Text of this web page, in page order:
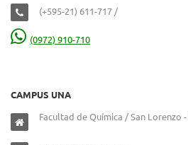
(+595-21) 611-717 /
(0972) 910-710
CAMPUS UNA
Facultad de Química / San Lorenzo